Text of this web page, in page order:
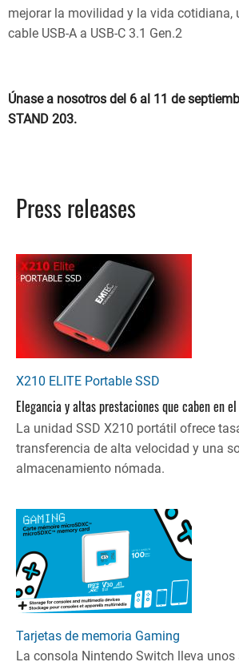
mejorar la movilidad y la vida cotidiana,
cable USB-A a USB-C 3.1 Gen.2
Únase a nosotros del 6 al 11 de
STAND 203.
Press releases
X210 ELITE Portable SSD
Elegancia y altas prestaciones que caben en
La unidad SSD X210 portátil ofrece
transferencia de alta velocidad y una
almacenamiento nómada.
Tarjetas de memoria Gaming
La consola Nintendo Switch lleva unos